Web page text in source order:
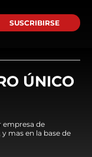
SUSCRIBIRSE
ÚNICO
empresa de
mas en la base de